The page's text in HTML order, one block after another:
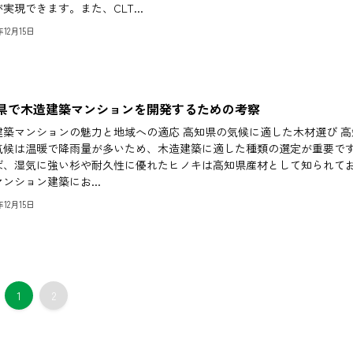
現できます。また、CLT...
12月15日
で木造建築マンションを開発するための考察
マンションの魅力と地域への適応 高知県の気候に適した木材選び
は温暖で降雨量が多いため、木造建築に適した種類の選定が重要です
湿気に強い杉や耐久性に優れたヒノキは高知県産材として知られて
ション建築にお...
12月15日
1 2